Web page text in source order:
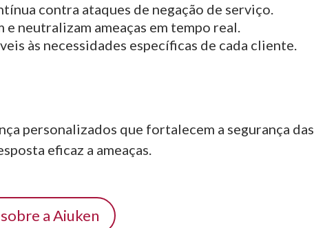
contra ataques de negação de serviço.
e neutralizam ameaças em tempo real.
às necessidades específicas de cada cliente.
personalizados que fortalecem a segurança das
eficaz a ameaças.
a Aiuken